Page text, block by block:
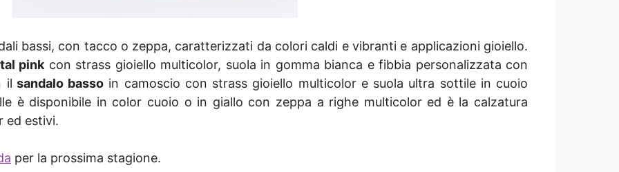
bassi, con tacco o zeppa, caratterizzati da colori caldi e vibranti e applicazioni gioiello.
pink con strass gioiello multicolor, suola in gomma bianca e fibbia personalizzata con
il sandalo basso in camoscio con strass gioiello multicolor e suola ultra sottile in cuoio
è disponibile in color cuoio o in giallo con zeppa a righe multicolor ed è la calzatura
ed estivi.
per la prossima stagione.